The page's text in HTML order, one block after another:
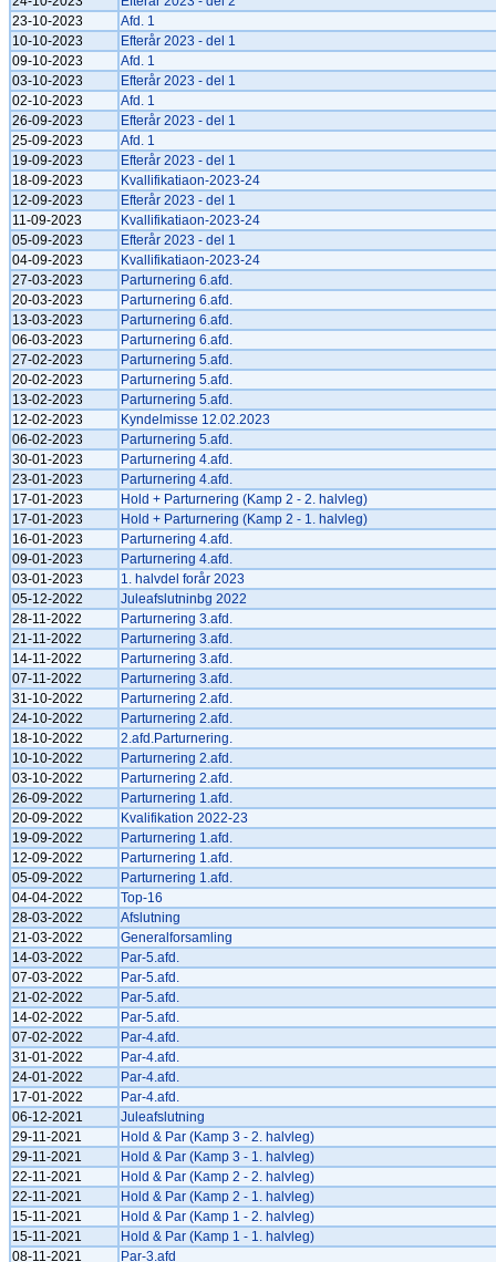
23-10-2023
Afd. 1
10-10-2023
Efterår 2023 - del 1
09-10-2023
Afd. 1
03-10-2023
Efterår 2023 - del 1
02-10-2023
Afd. 1
26-09-2023
Efterår 2023 - del 1
25-09-2023
Afd. 1
19-09-2023
Efterår 2023 - del 1
18-09-2023
Kvallifikatiaon-2023-24
12-09-2023
Efterår 2023 - del 1
11-09-2023
Kvallifikatiaon-2023-24
05-09-2023
Efterår 2023 - del 1
04-09-2023
Kvallifikatiaon-2023-24
27-03-2023
Parturnering 6.afd.
20-03-2023
Parturnering 6.afd.
13-03-2023
Parturnering 6.afd.
06-03-2023
Parturnering 6.afd.
27-02-2023
Parturnering 5.afd.
20-02-2023
Parturnering 5.afd.
13-02-2023
Parturnering 5.afd.
12-02-2023
Kyndelmisse 12.02.2023
06-02-2023
Parturnering 5.afd.
30-01-2023
Parturnering 4.afd.
23-01-2023
Parturnering 4.afd.
17-01-2023
Hold + Parturnering (Kamp 2 - 2. halvleg)
17-01-2023
Hold + Parturnering (Kamp 2 - 1. halvleg)
16-01-2023
Parturnering 4.afd.
09-01-2023
Parturnering 4.afd.
03-01-2023
1. halvdel forår 2023
05-12-2022
Juleafslutninbg 2022
28-11-2022
Parturnering 3.afd.
21-11-2022
Parturnering 3.afd.
14-11-2022
Parturnering 3.afd.
07-11-2022
Parturnering 3.afd.
31-10-2022
Parturnering 2.afd.
24-10-2022
Parturnering 2.afd.
18-10-2022
2.afd.Parturnering.
10-10-2022
Parturnering 2.afd.
03-10-2022
Parturnering 2.afd.
26-09-2022
Parturnering 1.afd.
20-09-2022
Kvalifikation 2022-23
19-09-2022
Parturnering 1.afd.
12-09-2022
Parturnering 1.afd.
05-09-2022
Parturnering 1.afd.
04-04-2022
Top-16
28-03-2022
Afslutning
21-03-2022
Generalforsamling
14-03-2022
Par-5.afd.
07-03-2022
Par-5.afd.
21-02-2022
Par-5.afd.
14-02-2022
Par-5.afd.
07-02-2022
Par-4.afd.
31-01-2022
Par-4.afd.
24-01-2022
Par-4.afd.
17-01-2022
Par-4.afd.
06-12-2021
Juleafslutning
29-11-2021
Hold & Par (Kamp 3 - 2. halvleg)
29-11-2021
Hold & Par (Kamp 3 - 1. halvleg)
22-11-2021
Hold & Par (Kamp 2 - 2. halvleg)
22-11-2021
Hold & Par (Kamp 2 - 1. halvleg)
15-11-2021
Hold & Par (Kamp 1 - 2. halvleg)
15-11-2021
Hold & Par (Kamp 1 - 1. halvleg)
08-11-2021
Par-3.afd